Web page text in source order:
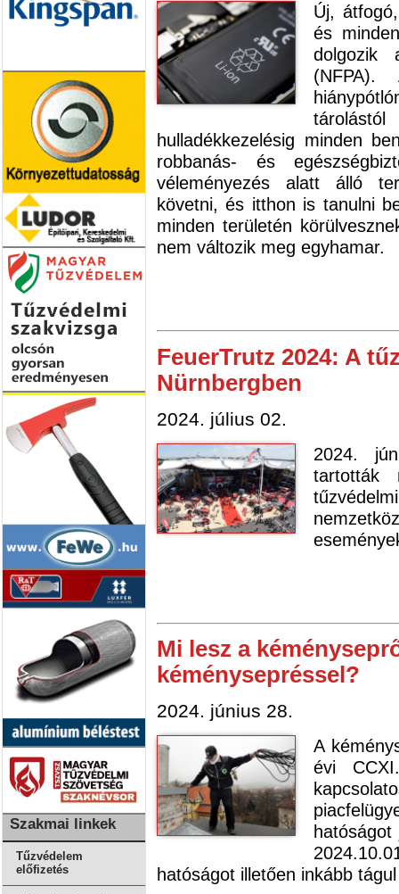
Szakmai linkek
Tűzvédelem
előfizetés
Új,
és
dolgozik
(NFPA).
hulladékkezelésig minden
robbanás- és
véleményezés alatt álló
követni, és itthon is tanulni
minden területén
nem változik meg egyhamar.
FeuerTrutz 2024: A
Nürnbergben
2024. július 02.
2024.
tartották
Mi lesz a
kéménysepréssel?
2024. június 28.
A
évi
hatóságot illetően inkább